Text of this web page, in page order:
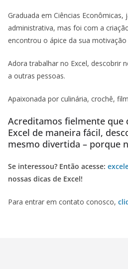
Graduada em Ciências Econômicas,
administrativa, mas foi com a
encontrou o ápice da sua
Adora trabalhar no Excel, descobrir
a outras pessoas.
Apaixonada por culinária, crochê,
Acreditamos fielmente que
Excel de maneira fácil,
mesmo divertida – porque
Se interessou? Então acesse:
nossas dicas de Excel!
Para entrar em contato conosco,